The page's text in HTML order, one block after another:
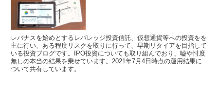
レバナスを始めとするレバレッジ投資信託、仮想通貨等への投資をを
主に行い、ある程度リスクを取りに行って、早期リタイアを目指して
いる投資ブログです。IPO投資についても取り組んでおり、嘘や忖度
無しの本当の結果を乗せています。2021年7月4日時点の運用結果に
ついて共有しています。